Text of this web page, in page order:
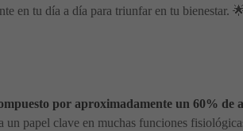
en tu día a día para triunfar en tu bienestar.
por aproximadamente un 60% de
papel clave en muchas funciones